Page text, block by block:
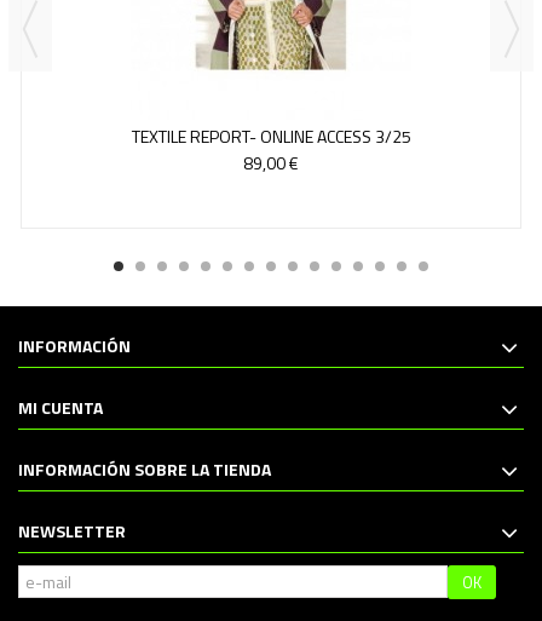
TEXTILE REPORT- ONLINE ACCESS 3/25
89,00 €
INFORMACIÓN
MI CUENTA
INFORMACIÓN SOBRE LA TIENDA
NEWSLETTER
OK